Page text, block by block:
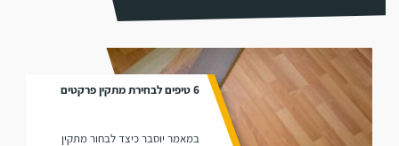
6 טיפים לבחירת מתקין פרקטים
במאמר יוסבר כיצד לבחור מתקין